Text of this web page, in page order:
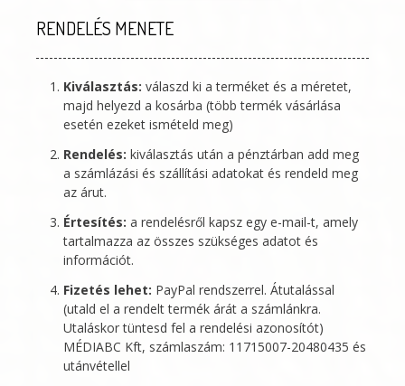
RENDELÉS MENETE
Kiválasztás: válaszd ki a terméket és a méretet,
majd helyezd a kosárba (több termék vásárlása
esetén ezeket ismételd meg)
Rendelés: kiválasztás után a pénztárban add meg
a számlázási és szállítási adatokat és rendeld meg
az árut.
Értesítés: a rendelésről kapsz egy e-mail-t, amely
tartalmazza az összes szükséges adatot és
információt.
Fizetés lehet: PayPal rendszerrel. Átutalással
(utald el a rendelt termék árát a számlánkra.
Utaláskor tüntesd fel a rendelési azonosítót)
MÉDIABC Kft, számlaszám: 11715007-20480435 és
utánvétellel